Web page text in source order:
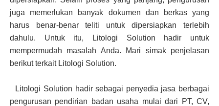
juga memerlukan banyak dokumen dan berkas yang
harus benar-benar teliti untuk dipersiapkan terlebih
dahulu. Untuk itu, Litologi Solution hadir untuk
mempermudah masalah Anda. Mari simak penjelasan
berikut terkait Litologi Solution.
Litologi Solution hadir sebagai penyedia jasa berbagai
pengurusan pendirian badan usaha mulai dari PT, CV,